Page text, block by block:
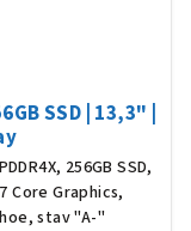
SSD | 13,3" |
256GB SSD,
Core Graphics,
stav "A-"